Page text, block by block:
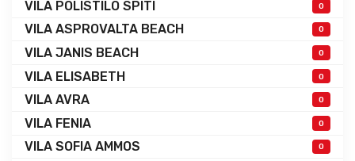
VILA POLISTILO SPITI 0
VILA ASPROVALTA BEACH 0
VILA JANIS BEACH 0
VILA ELISABETH 0
VILA AVRA 0
VILA FENIA 0
VILA SOFIA AMMOS 0